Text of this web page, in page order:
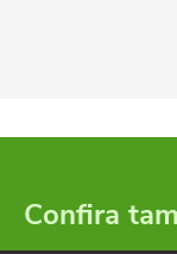
Confira